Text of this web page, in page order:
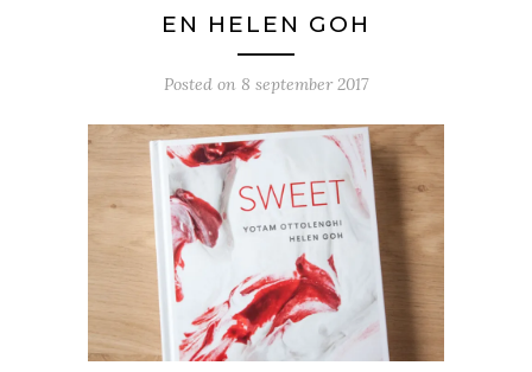
EN HELEN GOH
Posted on 8 september 2017